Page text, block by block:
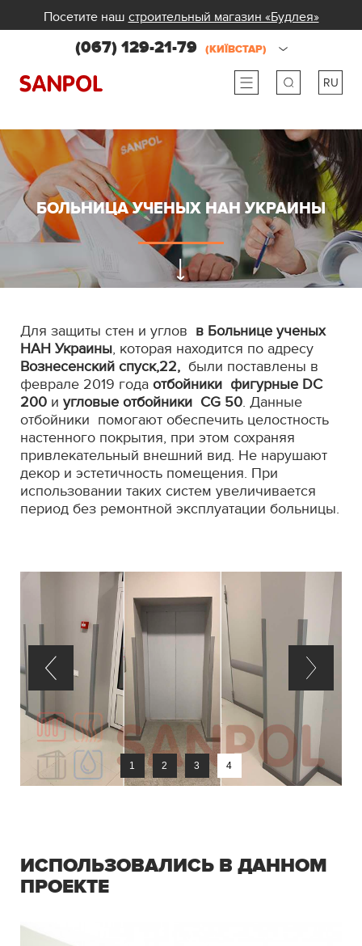
Посетите наш строительный магазин «Будлея»
(067) 129-21-79 (КИЇВСТАР)
RU
ua
БОЛЬНИЦА УЧЕНЫХ НАН УКРАИНЫ
Для защиты стен и углов в Больнице ученых
НАН Украины, которая находится по адресу
Вознесенский спуск,22, были поставлены в
феврале 2019 года отбойники фигурные DC
200 и угловые отбойники CG 50. Данные
отбойники помогают обеспечить целостность
настенного покрытия, при этом сохраняя
привлекательный внешний вид. Не нарушают
декор и эстетичность помещения. При
использовании таких систем увеличивается
период без ремонтной эксплуатации больницы.
1 2 3 4
ИСПОЛЬЗОВАЛИСЬ В ДАННОМ
ПРОЕКТЕ